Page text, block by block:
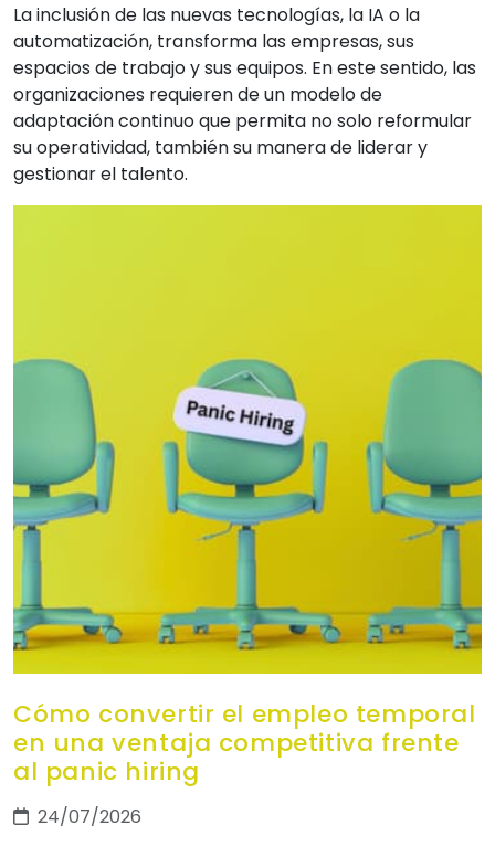
La inclusión de las nuevas tecnologías, la IA o la
automatización, transforma las empresas, sus
espacios de trabajo y sus equipos. En este sentido, las
organizaciones requieren de un modelo de
adaptación continuo que permita no solo reformular
su operatividad, también su manera de liderar y
gestionar el talento.
Cómo convertir el empleo temporal
en una ventaja competitiva frente
al panic hiring
24/07/2026